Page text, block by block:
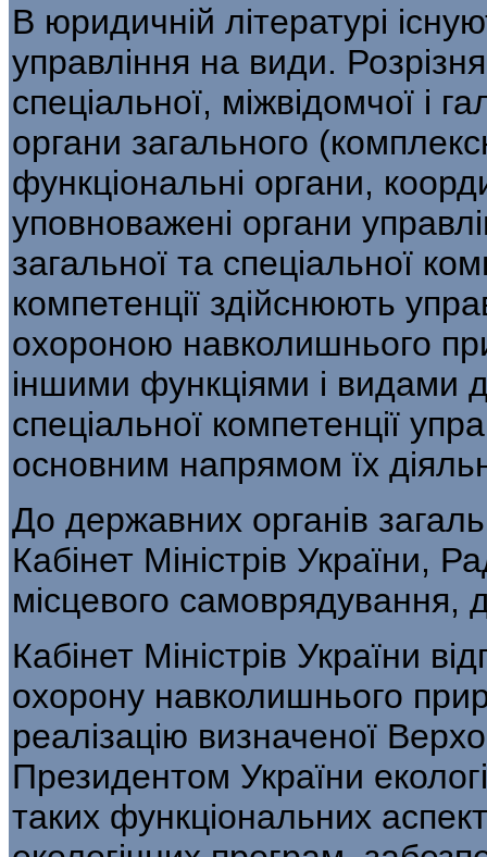
В юридичній літературі
управ­ління на види.
спеціальної, міжвідомчої і
органи загального
функціональні органи,
уповноважені органи
загальної та спеціальної
компетенції здійснюють
охороною навколиш­нього
іншими функціями і видами
спеціальної компетенції
основним напрямом їх
До державних органів
Кабінет Міністрів України,
місцевого самовряду­вання,
Кабінет Міністрів України
охорону навколишнього
реалізацію визначеної
Президентом України
таких функціональних